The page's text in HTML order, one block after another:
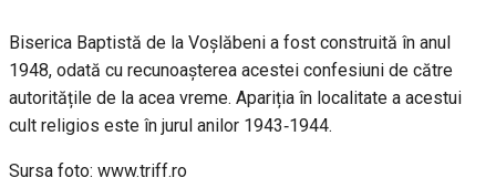
Biserica Baptistă de la Voșlăbeni a fost construită în anul
1948, odată cu recunoașterea acestei confesiuni de către
autoritățile de la acea vreme. Apariția în localitate a acestui
cult religios este în jurul anilor 1943‐1944.
Sursa foto: www.triff.ro